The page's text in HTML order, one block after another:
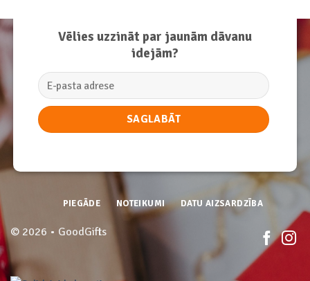
Vēlies uzzināt par jaunām dāvanu
idejām?
© 2026 • GoodGifts
PIEGĀDE NOTEIKUMI DATU AIZSARDZĪBA